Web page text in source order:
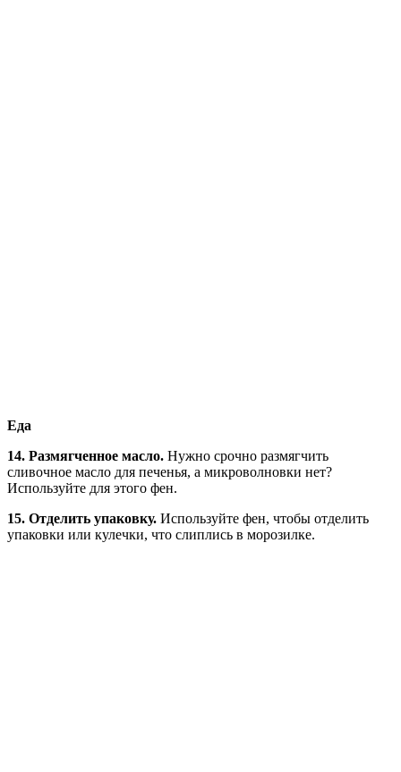
Еда
14. Размягченное масло. Нужно срочно размягчить
сливочное масло для печенья, а микроволновки нет?
Используйте для этого фен.
15. Отделить упаковку. Используйте фен, чтобы отделить
упаковки или кулечки, что слиплись в морозилке.